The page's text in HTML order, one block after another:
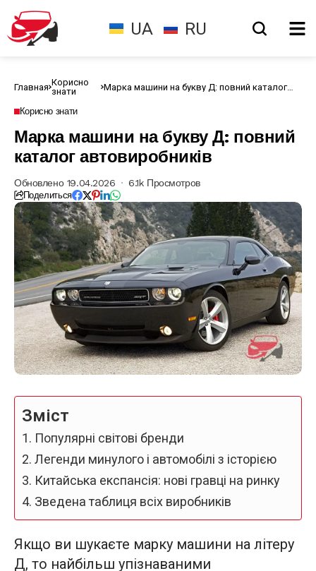
UA RU
Главная Корисно
знати
Марка машини на букву Д: повний каталог
Корисно знати
Марка машини на букву Д: повний
каталог автовиробників
Обновлено 19.04.2026 6.1k Просмотров
Поделиться
Зміст
Популярні світові бренди
Легенди минулого і автомобілі з історією
Китайська експансія: нові гравці на ринку
Зведена таблиця всіх виробників
Якщо ви шукаєте марку машини на літеру
Д, то найбільш упізнаваними